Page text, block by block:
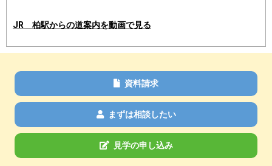
JR 柏駅からの道案内を動画で見る
資料請求
まずは相談したい
見学の申し込み